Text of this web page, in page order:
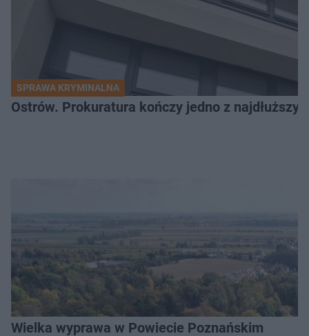
SPRAWA KRYMINALNA
Ostrów. Prokuratura kończy jedno z
Wielka wyprawa w Powiecie Poznańskim